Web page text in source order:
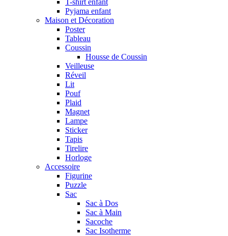
T-shirt enfant
Pyjama enfant
Maison et Décoration
Poster
Tableau
Coussin
Housse de Coussin
Veilleuse
Réveil
Lit
Pouf
Plaid
Magnet
Lampe
Sticker
Tapis
Tirelire
Horloge
Accessoire
Figurine
Puzzle
Sac
Sac à Dos
Sac à Main
Sacoche
Sac Isotherme